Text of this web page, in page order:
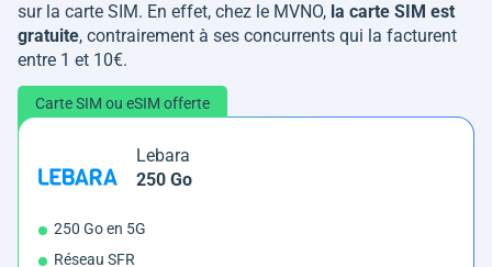
sur la carte SIM. En effet, chez le MVNO, la carte SIM est
gratuite, contrairement à ses concurrents qui la facturent
entre 1 et 10€.
Carte SIM ou eSIM offerte
Lebara
250 Go
250 Go en 5G
Réseau SFR